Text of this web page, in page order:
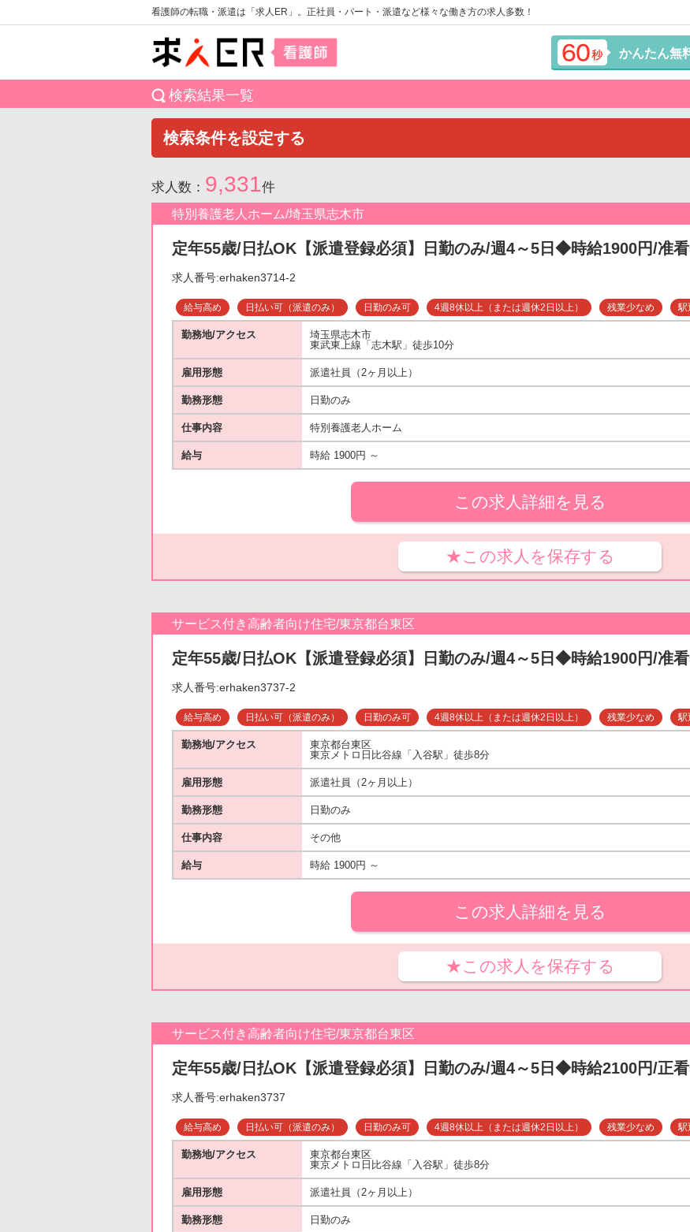
看護師の転職・派遣は「求人ER」。正社員・パート・派遣など様々な働き方の求人多数！
かんたん無
検索結果一覧
検索条件を設定する
求人数： 9,331件
特別養護老人ホーム/埼玉県志木市
定年55歳/日払OK【派遣登録必須】日勤のみ/週4～5日◆時給1900円/准
求人番号:erhaken3714-2
給与高め 日払い可（派遣のみ） 日勤のみ可 4週8休以上（または週休2日以上） 残業少なめ 駅
勤務地/アクセス
埼玉県志木市
東武東上線「志木駅」徒歩10分
雇用形態 派遣社員（2ヶ月以上）
勤務形態 日勤のみ
仕事内容 特別養護老人ホーム
給与 時給 1900円 ～
この求人詳細を見る
★この求人を保存する
サービス付き高齢者向け住宅/東京都台東区
定年55歳/日払OK【派遣登録必須】日勤のみ/週4～5日◆時給1900円/准
求人番号:erhaken3737-2
給与高め 日払い可（派遣のみ） 日勤のみ可 4週8休以上（または週休2日以上） 残業少なめ 駅
勤務地/アクセス
東京都台東区
東京メトロ日比谷線「入谷駅」徒歩8分
雇用形態 派遣社員（2ヶ月以上）
勤務形態 日勤のみ
仕事内容 その他
給与 時給 1900円 ～
この求人詳細を見る
★この求人を保存する
サービス付き高齢者向け住宅/東京都台東区
定年55歳/日払OK【派遣登録必須】日勤のみ/週4～5日◆時給2100円/正
求人番号:erhaken3737
給与高め 日払い可（派遣のみ） 日勤のみ可 4週8休以上（または週休2日以上） 残業少なめ 駅
勤務地/アクセス
東京都台東区
東京メトロ日比谷線「入谷駅」徒歩8分
雇用形態 派遣社員（2ヶ月以上）
勤務形態 日勤のみ